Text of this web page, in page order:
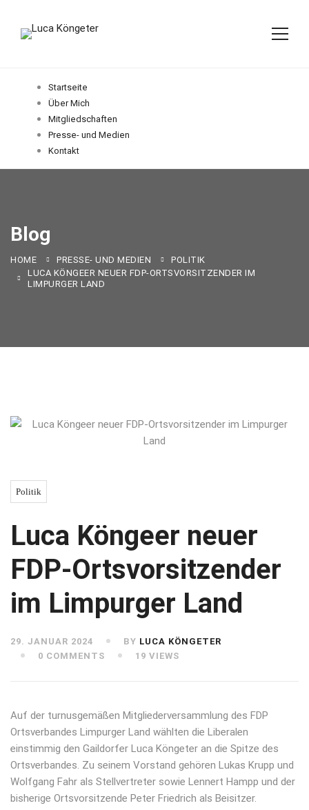
Startseite
Über Mich
Mitgliedschaften
Presse- und Medien
Kontakt
Blog
HOME PRESSE- UND MEDIEN
POLITIK
LUCA KÖNGEER NEUER FDP-ORTSVORSITZENDER IM
LIMPURGER LAND
Politik
Luca Köngeer neuer
FDP-Ortsvorsitzender
im Limpurger Land
29. JANUAR 2024 BY LUCA KÖNGETER
0 COMMENTS
19 VIEWS
Auf der turnusgemäßen Mitgliederversammlung des FDP
Ortsverbandes Limpurger Land wählten die Liberalen
einstimmig den Gaildorfer Luca Köngeter an die Spitze des
Ortsverbandes. Zu seinem Vorstand gehören Lukas Krupp und
Wolfgang Fahr als Stellvertreter sowie Lennert Hampp und der
bisherige Ortsvorsitzende Peter Friedrich als Beisitzer.